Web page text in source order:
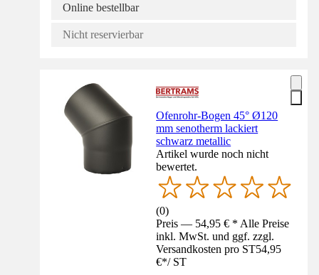
Online bestellbar
Nicht reservierbar
Ofenrohr-Bogen 45° Ø120
mm senotherm lackiert
schwarz metallic
Artikel wurde noch nicht
bewertet.
(0)
Preis — 54,95 € * Alle Preise
inkl. MwSt. und ggf. zzgl.
Versandkosten pro ST54,95
€*/ ST